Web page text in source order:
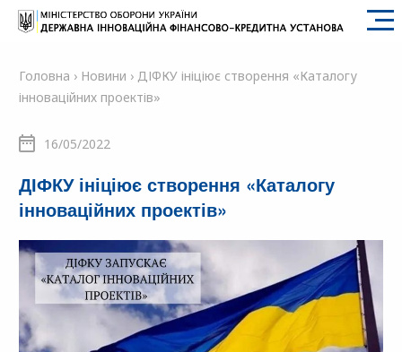
SFII
Головна › Новини › ДІФКУ ініціює створення «Каталогу
інноваційних проектів»
16/05/2022
ДІФКУ ініціює створення «Каталогу
інноваційних проектів»